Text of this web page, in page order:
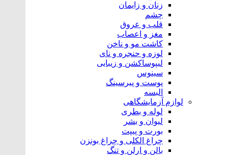
زنان و زایمان
چشم
قلب و عروق
مغز و اعصاب
کاشت مو و ناخن
لوزه و حنجره و نای
لیپوساکشن و زیبایی
سینوس
پوست و پیرسینگ
البسه
لوازم آزمایشگاهی
لوله و بطری
لیوان و بشر
بورت و پیپت
چراغ الکلی و چراغ بونزن
بالن و ارلن و تنگ